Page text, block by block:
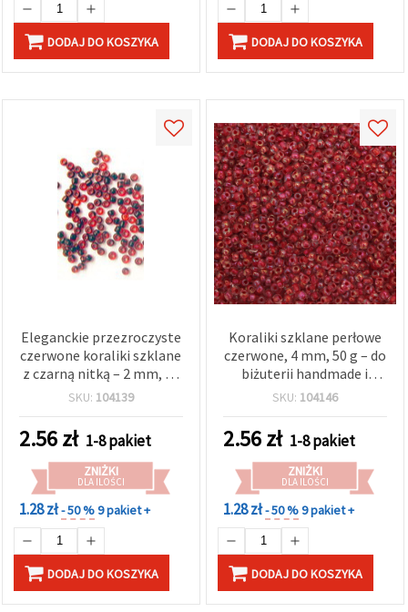
DODAJ DO KOSZYKA DODAJ DO KOSZYKA
Eleganckie przezroczyste
czerwone koraliki szklane
z czarną nitką – 2 mm, 50
g, idealne do wyrazistych
projektów typu
statement
SKU: 104139
2.56zł 1-8 pakiet
ZNIŻKI
DLA ILOŚCI
1.28 zł- 50 %9 pakiet +
DODAJ DO KOSZYKA
Koraliki szklane perłowe
czerwone, 4 mm, 50 g – do
biżuterii handmade i
rękodzieła
SKU: 104146
2.56zł 1-8 pakiet
ZNIŻKI
DLA ILOŚCI
1.28 zł- 50 %9 pakiet +
DODAJ DO KOSZYKA